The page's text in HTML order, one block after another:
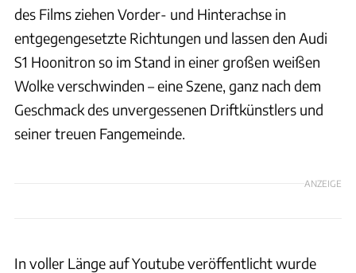
des Films ziehen Vorder- und Hinterachse in
entgegengesetzte Richtungen und lassen den Audi
S1 Hoonitron so im Stand in einer großen weißen
Wolke verschwinden – eine Szene, ganz nach dem
Geschmack des unvergessenen Driftkünstlers und
seiner treuen Fangemeinde.
ANZEIGE
In voller Länge auf Youtube veröffentlicht wurde